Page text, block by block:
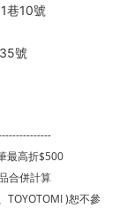
巷10號
號
最高折$500
合併計算
TOYOTOMI)恕不參